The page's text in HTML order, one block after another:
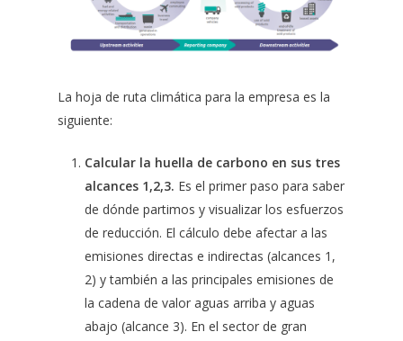
La hoja de ruta climática para la empresa es la
siguiente:
Calcular la huella de carbono en sus tres
alcances 1,2,3. Es el primer paso para saber
de dónde partimos y visualizar los esfuerzos
de reducción. El cálculo debe afectar a las
emisiones directas e indirectas (alcances 1,
2) y también a las principales emisiones de
la cadena de valor aguas arriba y aguas
abajo (alcance 3). En el sector de gran